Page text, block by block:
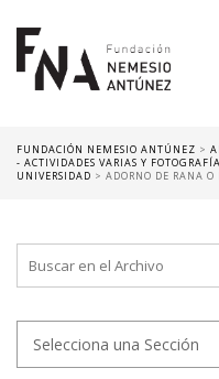
FUNDACIÓN NEMESIO ANTÚNEZ >
- ACTIVIDADES VARIAS Y
UNIVERSIDAD > ADORNO DE RANA